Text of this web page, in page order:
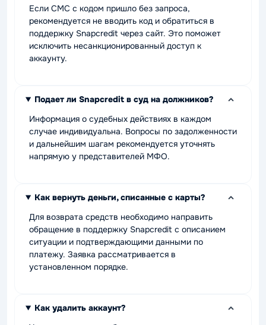
Если СМС с кодом пришло без запроса,
рекомендуется не вводить код и обратиться в
поддержку Snapcredit через сайт. Это поможет
исключить несанкционированный доступ к
аккаунту.
Подает ли Snapcredit в суд на должников?
Информация о судебных действиях в каждом
случае индивидуальна. Вопросы по задолженности
и дальнейшим шагам рекомендуется уточнять
напрямую у представителей МФО.
Как вернуть деньги, списанные с карты?
Для возврата средств необходимо направить
обращение в поддержку Snapcredit с описанием
ситуации и подтверждающими данными по
платежу. Заявка рассматривается в
установленном порядке.
Как удалить аккаунт?